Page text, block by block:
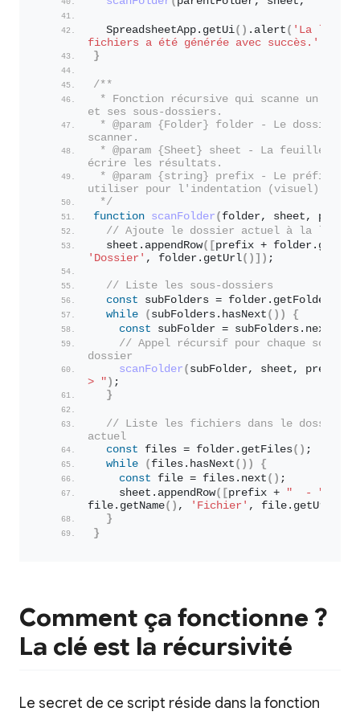
  SpreadsheetApp.
getUi( ) . alert ( 'La liste
fichiers a été générée avec succès.'
}
/**
* Fonction récursive qui scanne un
et ses sous-dossiers.
* @param {Folder} folder - Le dossier à
scanner.
* @param {Sheet} sheet - La feuille où
écrire les résultats.
* @param {string} prefix - Le préfixe à
utiliser pour l'indentation (visuel).
*/
function scanFolder ( folder, sheet, prefix
// Ajoute le dossier actuel à la liste
  sheet.
appendRow( [ prefix + folder.
'Dossier' , folder. getUrl( ) ] ) ;
// Liste les sous-dossiers
const subFolders = folder. getFolders
while
( subFolders. hasNext ( ) )
{
const subFolder = subFolders. next
// Appel récursif pour chaque sous-
dossier
scanFolder ( subFolder, sheet, prefix
> " ) ;
}
// Liste les fichiers dans le dossier
actuel
const files = folder. getFiles( ) ;
while
( files. hasNext ( ) )
{
const file = files. next ( ) ;
    sheet.
appendRow( [ prefix + "  - "
file. getName( ) , 'Fichier' , file. getUrl
}
}
Comment ça fonctionne ?
La clé est la récursivité
Le secret de ce script réside dans la fonction